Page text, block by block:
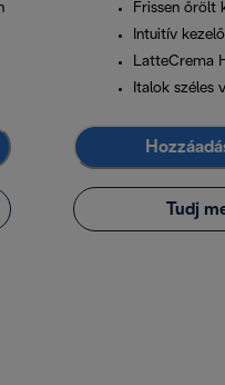
Frissen őrölt
Intuitív
LatteCrema
Italok széles
Tudj